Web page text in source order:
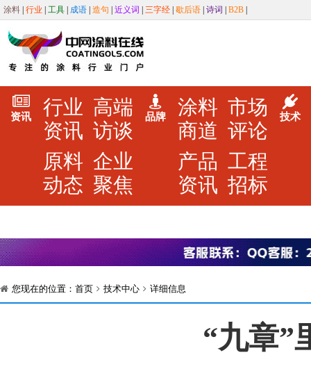
涂料 行业 工具 成语 造句 近义词 三字经 歇后语 诗词 B2B
资讯
行业
资讯
高端
访谈
原料
动态
企业
聚焦
品牌
涂料
商道
市场
评论
产品
资讯
工程
招标
技术
您现在的位置： 首页 技术中心 详细信息
“九章”